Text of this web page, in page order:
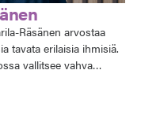
Räsänen arvostaa
tavata erilaisia ihmisiä.
vallitsee vahva
tehnyt töitä niin
ajatuksia".